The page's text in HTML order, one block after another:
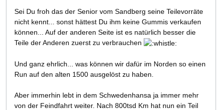
Sei Du froh das der Senior vom Sandberg seine Teilevorräte
nicht kennt... sonst hättest Du ihm keine Gummis verkaufen
können... Auf der anderen Seite ist es natürlich besser die
Teile der Anderen zuerst zu verbrauchen
Und ganz ehrlich... was können wir dafür im Norden so einen
Run auf den alten 1500 ausgelöst zu haben.
Aber immerhin lebt in dem Schwedenhansa ja immer mehr
von der Feindfahrt weiter. Nach 800tsd Km hat nun ein Teil